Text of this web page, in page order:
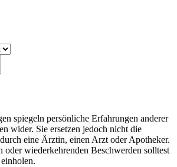
spiegeln persönliche Erfahrungen anderer
wider. Sie ersetzen jedoch nicht die
eine Ärztin, einen Arzt oder Apotheker.
oder wiederkehrenden Beschwerden solltest